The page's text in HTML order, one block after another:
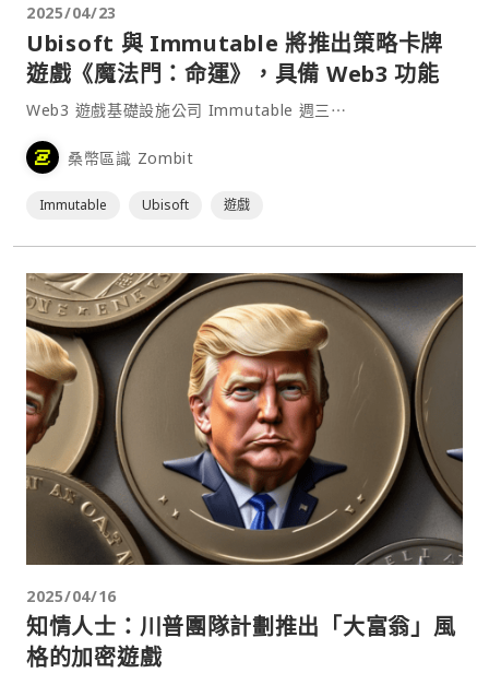
2025/04/23
Ubisoft 與 Immutable 將推出策略卡牌
遊戲《魔法門：命運》，具備 Web3 功能
Web3 遊戲基礎設施公司 Immutable 週三⋯
桑幣區識 Zombit
Immutable Ubisoft 遊戲
2025/04/16
知情人士：川普團隊計劃推出「大富翁」風
格的加密遊戲